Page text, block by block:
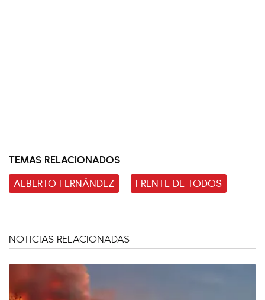
TEMAS RELACIONADOS
ALBERTO FERNÁNDEZ
FRENTE DE TODOS
NOTICIAS RELACIONADAS